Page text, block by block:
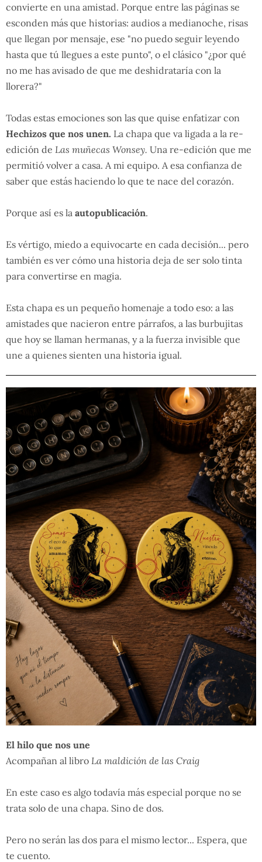
convierte en una amistad. Porque entre las páginas se
esconden más que historias: audios a medianoche, risas
que llegan por mensaje, ese "no puedo seguir leyendo
hasta que tú llegues a este punto", o el clásico "¿por qué
no me has avisado de que me deshidrataría con la
llorera?"
Todas estas emociones son las que quise enfatizar con
Hechizos que nos unen. La chapa que va ligada a la re-
edición de Las muñecas Wonsey. Una re-edición que me
permitió volver a casa. A mi equipo. A esa confianza de
saber que estás haciendo lo que te nace del corazón.
Porque así es la autopublicación.
Es vértigo, miedo a equivocarte en cada decisión... pero
también es ver cómo una historia deja de ser solo tinta
para convertirse en magia.
Esta chapa es un pequeño homenaje a todo eso: a las
amistades que nacieron entre párrafos, a las burbujitas
que hoy se llaman hermanas, y a la fuerza invisible que
une a quienes sienten una historia igual.
El hilo que nos une
Acompañan al libro La maldición de las Craig
En este caso es algo todavía más especial porque no se
trata solo de una chapa. Sino de dos.
Pero no serán las dos para el mismo lector... Espera, que
te cuento.